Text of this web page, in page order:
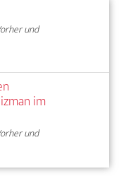
und
im
und